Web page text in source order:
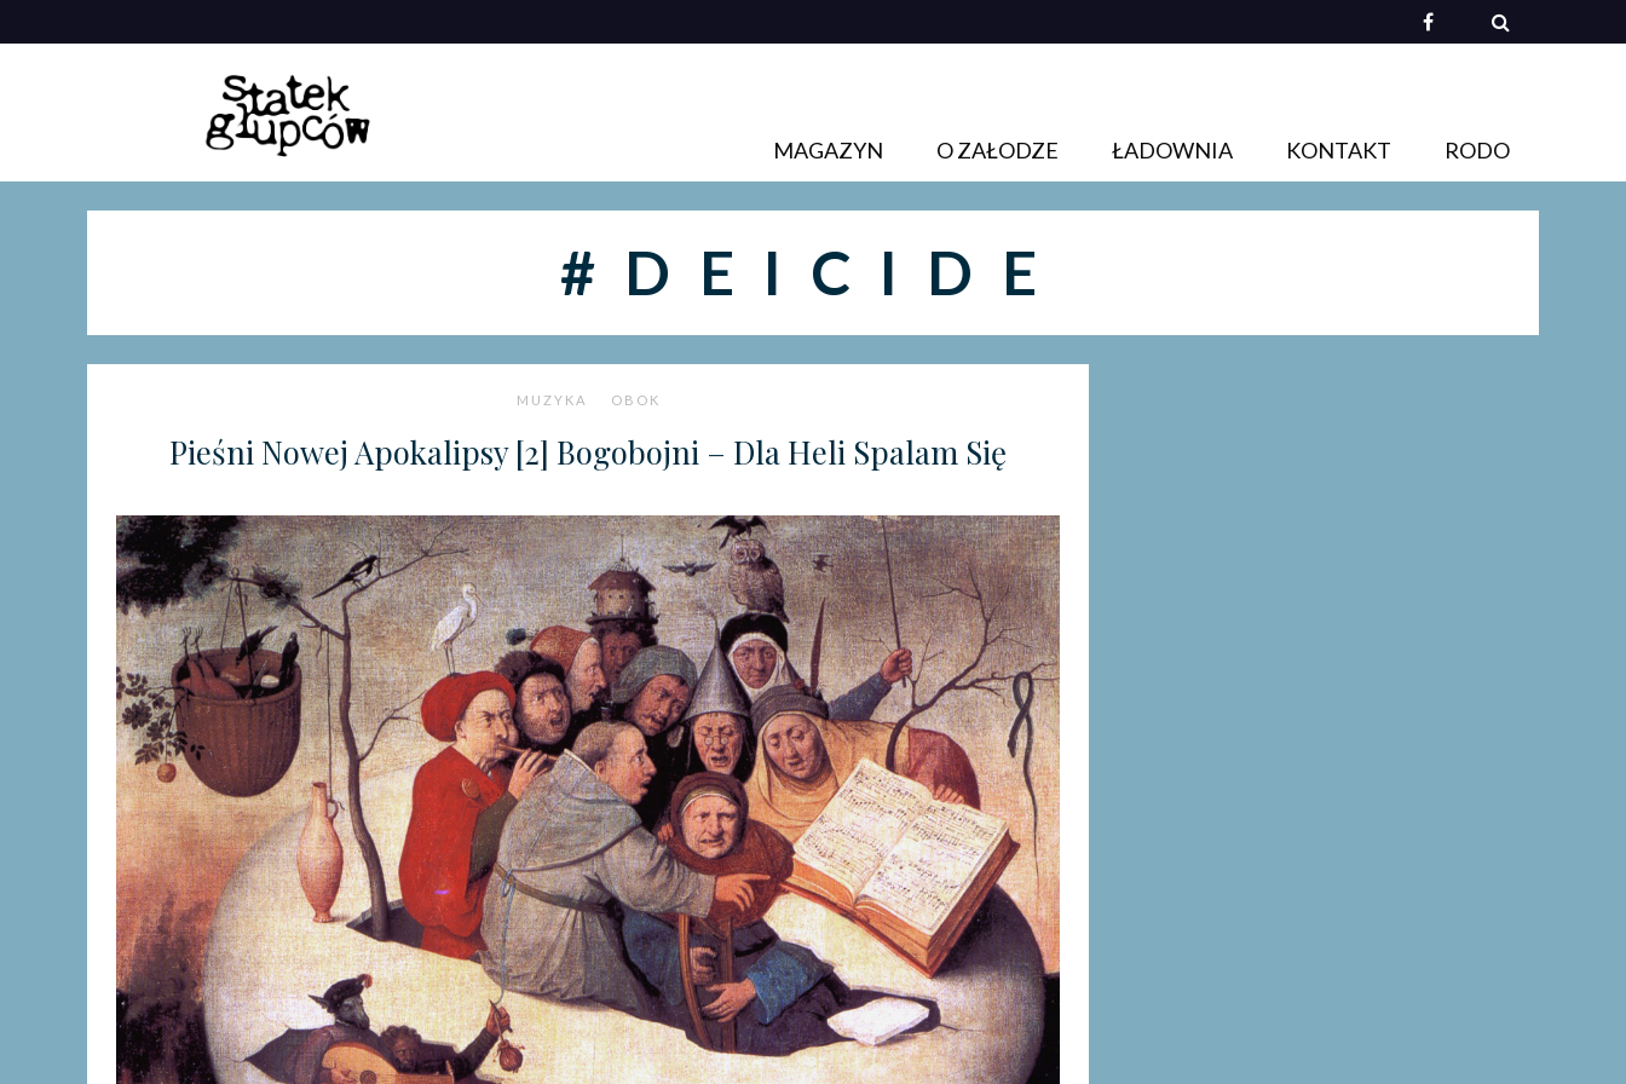
to
MAGAZYN O ZAŁODZE ŁADOWNIA KONTAKT RODO
#DEICIDE
MUZYKA OBOK
Pieśni Nowej Apokalipsy [2] Bogobojni – Dla Heli Spalam Się